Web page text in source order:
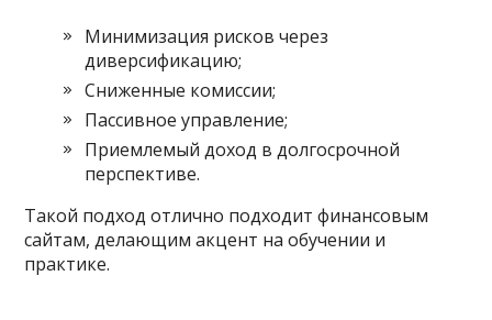
Минимизация рисков через
диверсификацию;
Сниженные комиссии;
Пассивное управление;
Приемлемый доход в долгосрочной
перспективе.
Такой подход отлично подходит финансовым
сайтам, делающим акцент на обучении и
практике.